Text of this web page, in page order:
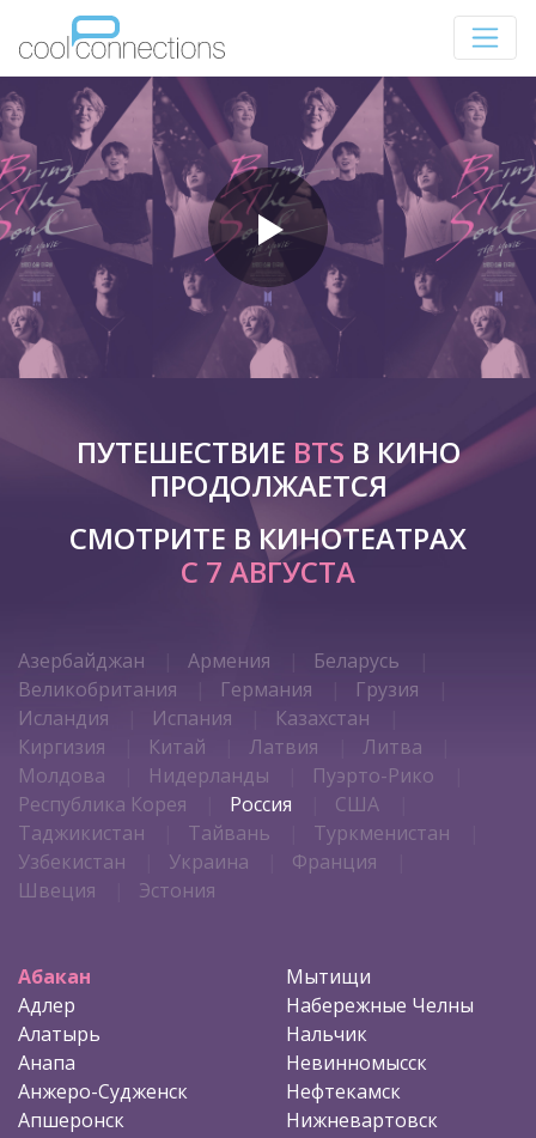
ПУТЕШЕСТВИЕ BTS В КИНО
ПРОДОЛЖАЕТСЯ
СМОТРИТЕ В КИНОТЕАТРАХ
С 7 АВГУСТА
Азербайджан Армения
Беларусь
Великобритания
Германия
Грузия
Исландия
Испания
Казахстан
Киргизия
Китай Латвия
Литва
Молдова
Нидерланды
Пуэрто-Рико
Республика Корея
Россия
США
Таджикистан
Тайвань
Туркменистан
Узбекистан
Украина
Франция
Швеция
Эстония
Абакан
Адлер
Алатырь
Анапа
Анжеро-Судженск
Апшеронск
Мытищи
Набережные Челны
Нальчик
Невинномысск
Нефтекамск
Нижневартовск